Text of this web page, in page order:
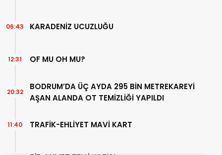
KARADENİZ UCUZLUĞU
06:43
OF MU OH MU?
12:31
BODRUM’DA ÜÇ AYDA 295 BİN METREKAREYİ
AŞAN ALANDA OT TEMİZLİĞİ YAPILDI
20:32
TRAFİK-EHLİYET MAVİ KART
11:40